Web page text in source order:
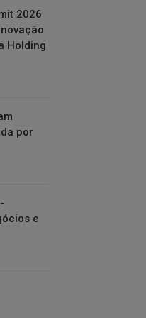
2026
Holding
por
e